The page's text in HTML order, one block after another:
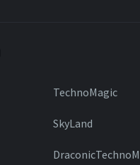
TechnoMagic
SkyLand